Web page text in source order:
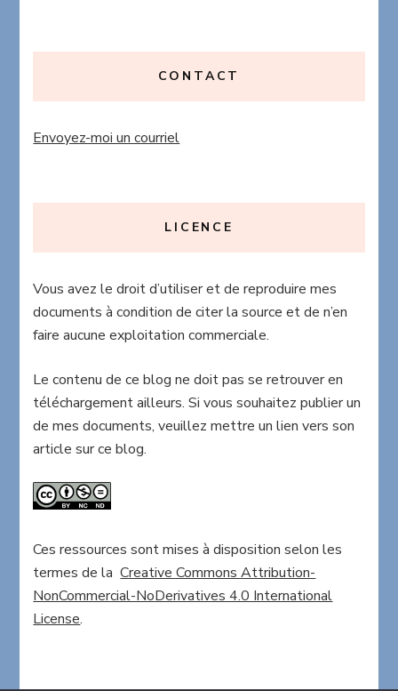
CONTACT
Envoyez-moi un courriel
LICENCE
Vous avez le droit d’utiliser et de reproduire mes
documents à condition de citer la source et de n’en
faire aucune exploitation commerciale.
Le contenu de ce blog ne doit pas se retrouver en
téléchargement ailleurs. Si vous souhaitez publier un
de mes documents, veuillez mettre un lien vers son
article sur ce blog.
Ces ressources sont mises à disposition selon les
termes de laCreative Commons Attribution-
NonCommercial-NoDerivatives 4.0 International
License.